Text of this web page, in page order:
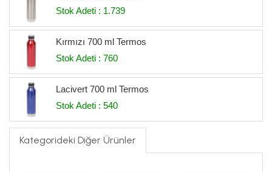
Stok Adeti : 1.739
Kırmızı 700 ml Termos
Stok Adeti : 760
Lacivert 700 ml Termos
Stok Adeti : 540
Kategorideki Diğer Ürünler